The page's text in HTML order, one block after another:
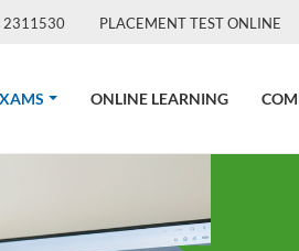
2311530 PLACEMENT TEST ONLINE
(CURRENT)ONLINE LEARNING